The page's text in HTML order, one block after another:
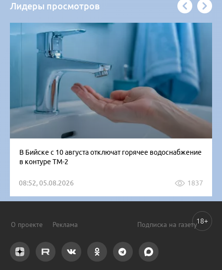
Лидеры просмотров
В Бийске с 10 августа отключат горячее водоснабжение
в контуре ТМ-2
08:52, 05.08.2026 1837
О проекте Реклама Подписка на газету18+